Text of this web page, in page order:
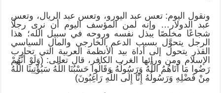
ونقول اليوم: تعس عبد اليورو، وتعس عبد الريال، وتعس
عبد الدولار… وإنه لمن المؤسف اليوم أن نرى رجلًا
شجاعًا مخلصًا يبذل نفسه وروحه في سبيل الله؛ هذا
الرجل يتحوَّل بسبب الدعم الخارجي والمال السياسي
القذر يتحول إلى أداة بيد الأنظمة العربية التي تحارب
الإسلام ومن ورائها الغرب الكافر، قال تعالى: (وَلَوْ أَنَّهُمْ
رَضُوا مَا آتَاهُمُ اللَّهُ وَرَسُولُهُ وَقَالُوا حَسْبُنَا اللَّهُ سَيُؤْتِينَا اللَّهُ
مِنْ فَضْلِهِ وَرَسُولُهُ إِنَّا إِلَى اللَّهِ رَاغِبُونَ)